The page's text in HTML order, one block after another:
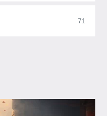
71